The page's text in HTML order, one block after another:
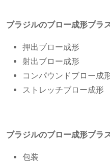
ブラジルのブロー成形プラ
押出ブロー成形
射出ブロー成形
コンパウンドブロー成
ストレッチブロー成形
ブラジルのブロー成形プラ
包装